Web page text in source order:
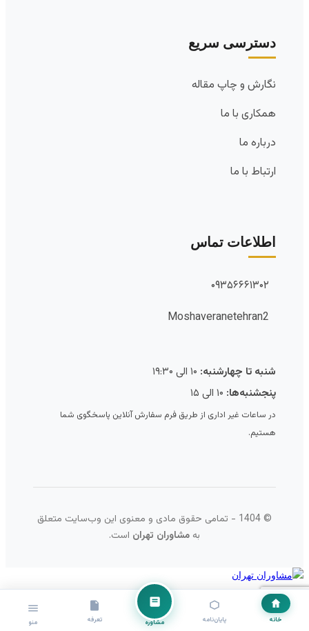
خانه پایان‌نامه مشاوره تعرفه منو
دسترسی سریع
نگارش و چاپ مقاله
همکاری با ما
درباره ما
ارتباط با ما
اطلاعات تماس
۰۹۳۵۶۶۶۱۳۰۲
Moshaveranetehran2
شنبه تا چهارشنبه:
پنجشنبه‌ها:
در ساعات غیر اداری از طریق فرم سفارش آنلاین پاسخگوی شما
هستیم.
© 1404 - تمامی حقوق مادی و معنوی این وب‌سایت متعلق
به مشاوران تهران است.